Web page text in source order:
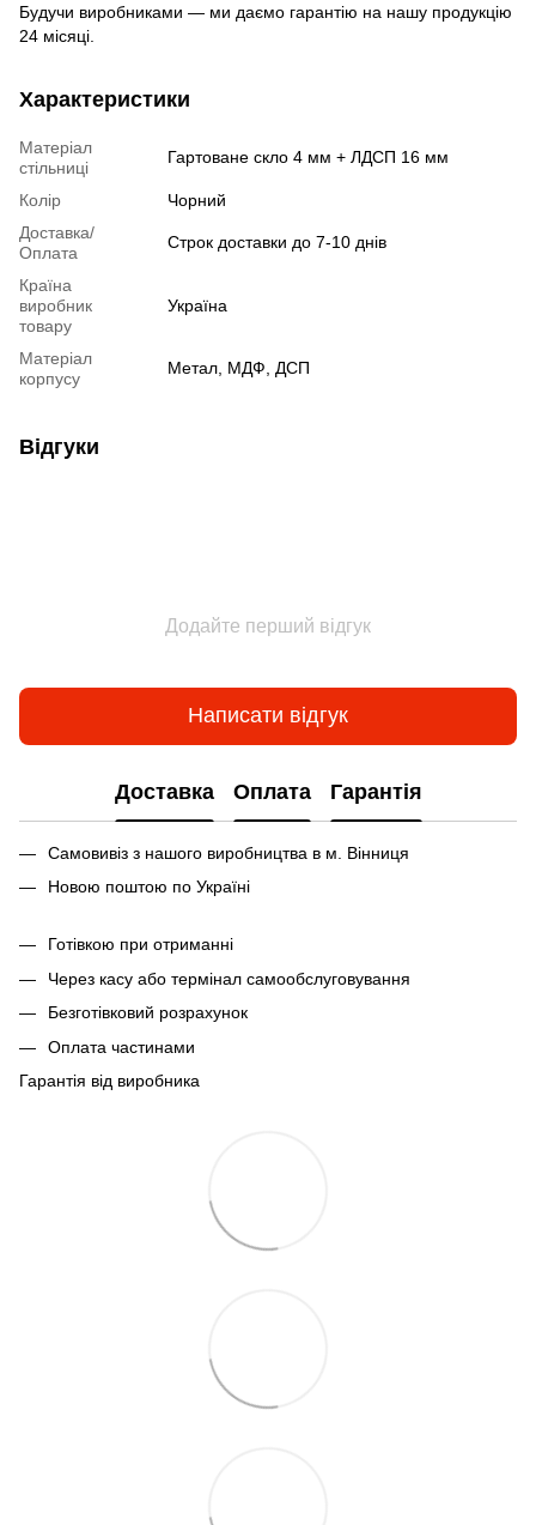
Будучи виробниками — ми даємо гарантію на нашу продукцію
24 місяці.
Характеристики
Матеріал
стільниці
Гартоване скло 4 мм + ЛДСП 16 мм
Колір
Чорний
Доставка/
Оплата
Строк доставки до 7-10 днів
Країна
виробник
товару
Україна
Матеріал
корпусу
Метал, МДФ, ДСП
Відгуки
Додайте перший відгук
Написати відгук
Доставка Оплата Гарантія
Самовивіз з нашого виробництва в м. Вінниця
Новою поштою по Україні
Готівкою при отриманні
Через касу або термінал самообслуговування
Безготівковий розрахунок
Оплата частинами
Гарантія від виробника